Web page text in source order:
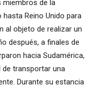
miembros de la
Reino Unido para
al objeto de realizar un
después, a finales de
hacia Sudamérica,
de transportar una
Durante su estancia